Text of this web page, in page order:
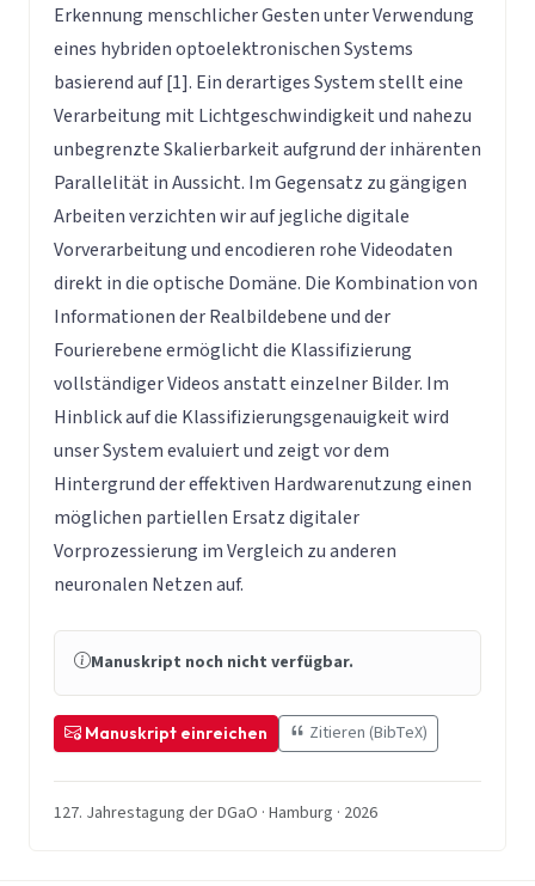
Erkennung menschlicher Gesten unter Verwendung
eines hybriden optoelektronischen Systems
basierend auf [1]. Ein derartiges System stellt eine
Verarbeitung mit Lichtgeschwindigkeit und nahezu
unbegrenzte Skalierbarkeit aufgrund der inhärenten
Parallelität in Aussicht. Im Gegensatz zu gängigen
Arbeiten verzichten wir auf jegliche digitale
Vorverarbeitung und encodieren rohe Videodaten
direkt in die optische Domäne. Die Kombination von
Informationen der Realbildebene und der
Fourierebene ermöglicht die Klassifizierung
vollständiger Videos anstatt einzelner Bilder. Im
Hinblick auf die Klassifizierungsgenauigkeit wird
unser System evaluiert und zeigt vor dem
Hintergrund der effektiven Hardwarenutzung einen
möglichen partiellen Ersatz digitaler
Vorprozessierung im Vergleich zu anderen
neuronalen Netzen auf.
Manuskript noch nicht verfügbar.
Manuskript einreichen Zitieren (BibTeX)
127. Jahrestagung der DGaO · Hamburg · 2026